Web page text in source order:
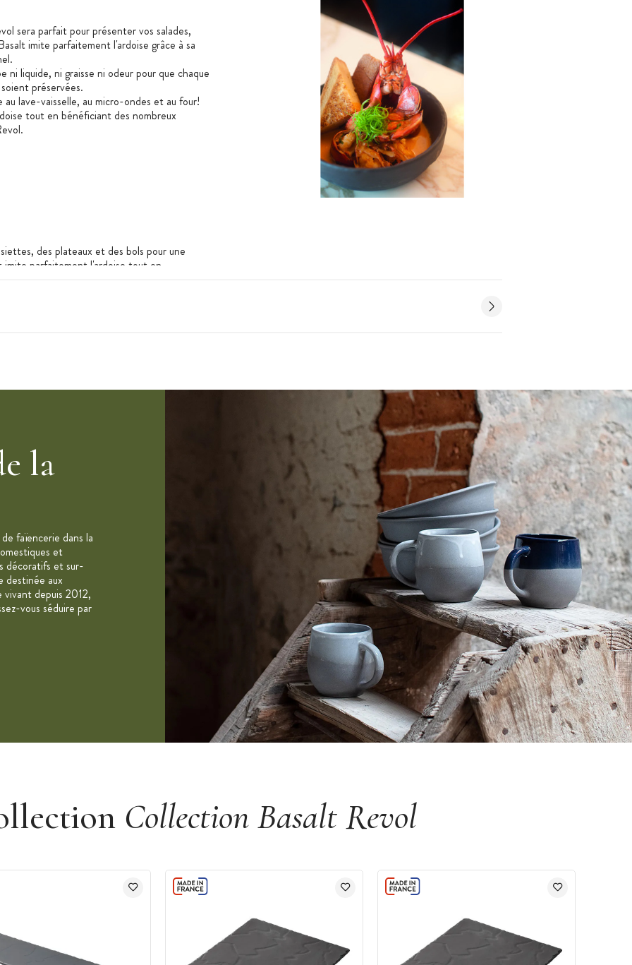
sera parfait pour présenter vos salades,
imite parfaitement l'ardoise grâce à sa
ni liquide, ni graisse ni odeur pour que chaque
préservées.
lave-vaisselle, au micro-ondes et au four!
tout en bénéficiant des nombreux
des plateaux et des bols pour une
parfaitement l'ardoise tout en
Avec ces lignes à la fois sobres et
aussi bien appréciés au restaurant que
Revol est une entreprise française qui
de chaque pièce et les décors sont
naturelle (ne contient ni plomb,
migration nocive dans les aliments)
congélateur (-20°C)
la
faïencerie dans la
et
décoratifs et sur-
destinée aux
depuis 2012,
vous séduire par
Collection Basalt Revol